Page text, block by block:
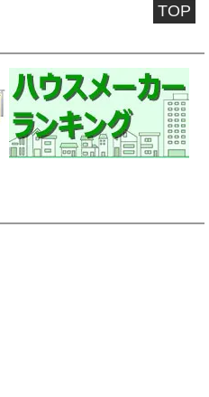
TOP